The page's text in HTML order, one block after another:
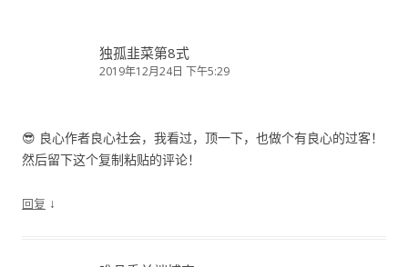
独孤韭菜第8式
2019年12月24日 下午5:29
😎 良心作者良心社会，我看过，顶一下，也做个有良心的过客！
然后留下这个复制粘贴的评论！
回复 ↓